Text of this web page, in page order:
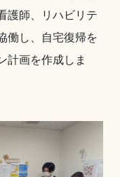
護師、リハビリテ
働し、自宅復帰を
計画を作成しま